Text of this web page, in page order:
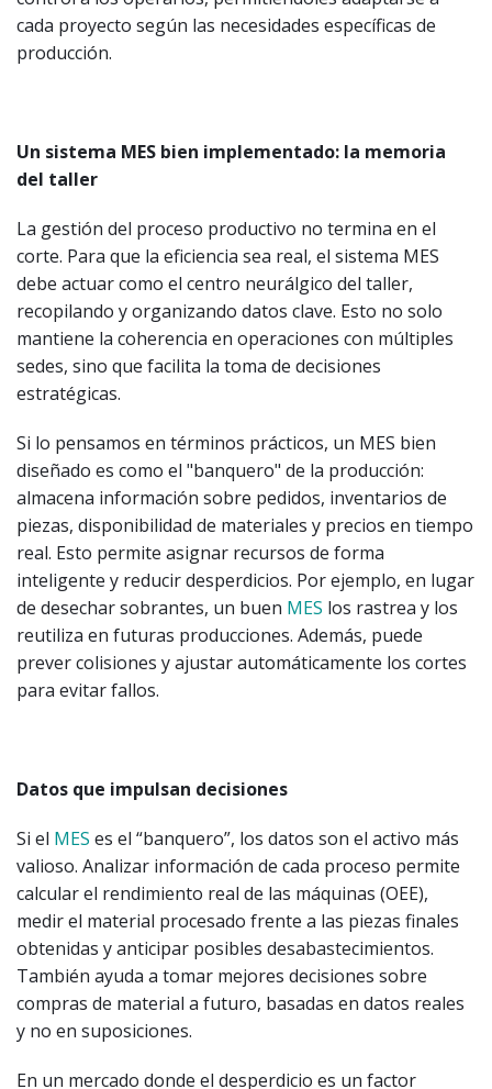
cada proyecto según las necesidades específicas de
producción.
Un sistema MES bien implementado: la memoria
del taller
La gestión del proceso productivo no termina en el
corte. Para que la eficiencia sea real, el sistema MES
debe actuar como el centro neurálgico del taller,
recopilando y organizando datos clave. Esto no solo
mantiene la coherencia en operaciones con múltiples
sedes, sino que facilita la toma de decisiones
estratégicas.
Si lo pensamos en términos prácticos, un MES bien
diseñado es como el "banquero" de la producción:
almacena información sobre pedidos, inventarios de
piezas, disponibilidad de materiales y precios en tiempo
real. Esto permite asignar recursos de forma
inteligente y reducir desperdicios. Por ejemplo, en lugar
de desechar sobrantes, un buen MES los rastrea y los
reutiliza en futuras producciones. Además, puede
prever colisiones y ajustar automáticamente los cortes
para evitar fallos.
Datos que impulsan decisiones
Si el MES es el “banquero”, los datos son el activo más
valioso. Analizar información de cada proceso permite
calcular el rendimiento real de las máquinas (OEE),
medir el material procesado frente a las piezas finales
obtenidas y anticipar posibles desabastecimientos.
También ayuda a tomar mejores decisiones sobre
compras de material a futuro, basadas en datos reales
y no en suposiciones.
En un mercado donde el desperdicio es un factor